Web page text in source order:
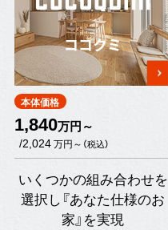
ココクミ
本体価格
1,840万円～
/2,024万円～ （税込）
いくつかの組み合わせを
選択し『あなた仕様のお
家』を実現